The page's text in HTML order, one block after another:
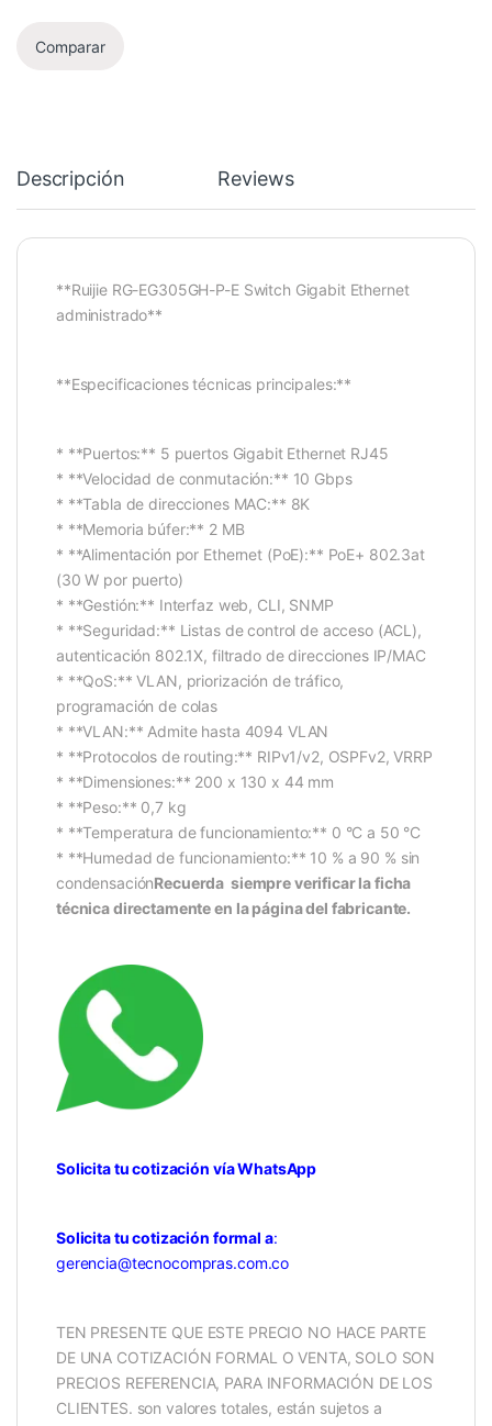
Comparar
Descripción Reviews
**Ruijie RG-EG305GH-P-E Switch Gigabit Ethernet
administrado**
**Especificaciones técnicas principales:**
* **Puertos:** 5 puertos Gigabit Ethernet RJ45
* **Velocidad de conmutación:** 10 Gbps
* **Tabla de direcciones MAC:** 8K
* **Memoria búfer:** 2 MB
* **Alimentación por Ethernet (PoE):** PoE+ 802.3at
(30 W por puerto)
* **Gestión:** Interfaz web, CLI, SNMP
* **Seguridad:** Listas de control de acceso (ACL),
autenticación 802.1X, filtrado de direcciones IP/MAC
* **QoS:** VLAN, priorización de tráfico,
programación de colas
* **VLAN:** Admite hasta 4094 VLAN
* **Protocolos de routing:** RIPv1/v2, OSPFv2, VRRP
* **Dimensiones:** 200 x 130 x 44 mm
* **Peso:** 0,7 kg
* **Temperatura de funcionamiento:** 0 °C a 50 °C
* **Humedad de funcionamiento:** 10 % a 90 % sin
condensaciónRecuerda siempre verificar la ficha
técnica directamente en la página del fabricante.
Solicita tu cotización vía WhatsApp
Solicita tu cotización formal a:
gerencia@tecnocompras.com.co
TEN PRESENTE QUE ESTE PRECIO NO HACE PARTE
DE UNA COTIZACIÓN FORMAL O VENTA, SOLO SON
PRECIOS REFERENCIA, PARA INFORMACIÓN DE LOS
CLIENTES. son valores totales, están sujetos a